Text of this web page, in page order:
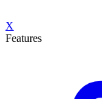
X
Features